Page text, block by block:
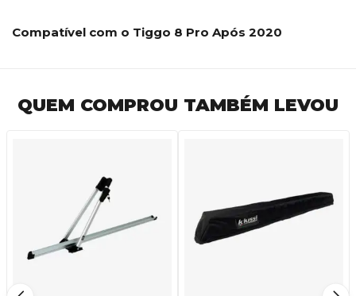
Compatível com o Tiggo 8 Pro Após 2020
QUEM COMPROU TAMBÉM LEVOU